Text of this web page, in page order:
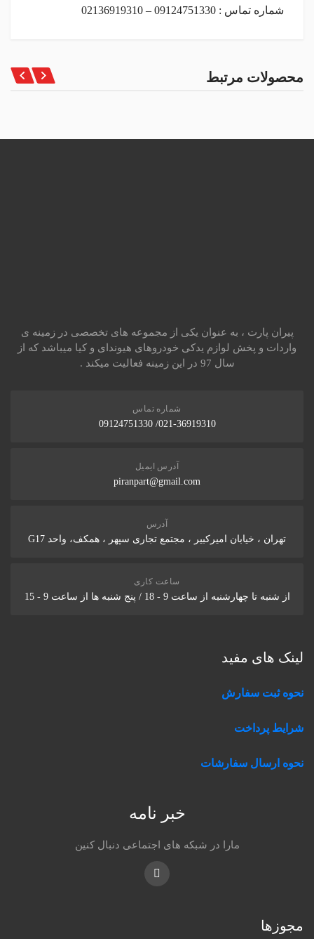
شماره تماس : 09124751330 – 02136919310
محصولات مرتبط
پیران پارت ، به عنوان یکی از مجموعه های تخصصی در زمینه ی
واردات و پخش لوازم یدکی خودروهای هیوندای و کیا میباشد که از
سال 97 در این زمینه فعالیت میکند .
شماره تماس
021-36919310/ 09124751330
آدرس ایمیل
piranpart@gmail.com
آدرس
تهران ، خیابان امیرکبیر ، مجتمع تجاری سپهر ، همکف، واحد G17
ساعت کاری
از شنبه تا چهارشنبه از ساعت 9 - 18 / پنج شنبه ها از ساعت 9 - 15
لینک های مفید
نحوه ثبت سفارش
شرایط پرداخت
نحوه ارسال سفارشات
خبر نامه
مارا در شبکه های اجتماعی دنبال کنین
Instagram
مجوزها